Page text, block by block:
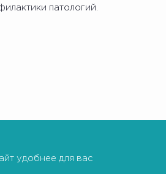
патологий.
удобнее для вас